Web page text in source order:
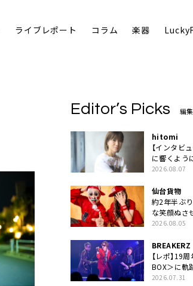
ライブレポート コラム 楽器
Editor’s Picks 編
hitomi
【インタビ
に響くよう
2026.08.07
仙台貨物
約2年半ぶ
な笑顔ぬさ
2026.08.05
BREAKERZ
【レポ】19
BOX＞に軌
2026.07.31